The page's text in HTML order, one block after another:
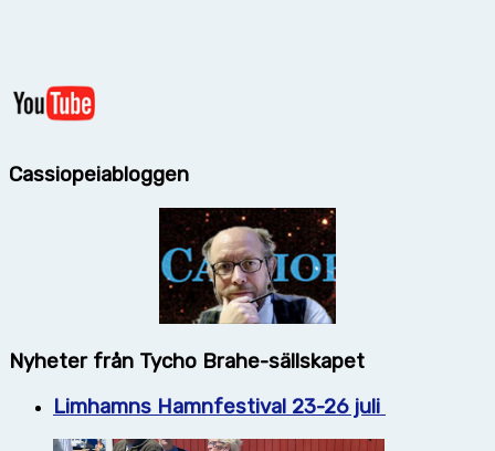
Cassiopeiabloggen
Nyheter från Tycho Brahe-sällskapet
Limhamns Hamnfestival 23-26 juli